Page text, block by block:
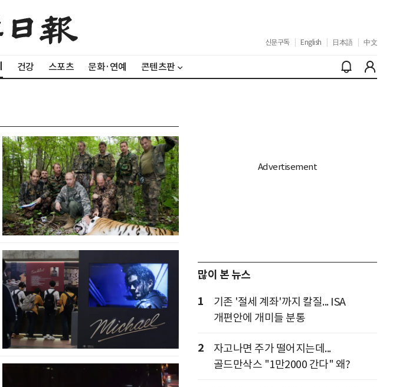
신문구독 English 日本語 中文
건강 스포츠 문화·연예 콘텐츠판
많이 본 뉴스
1
기존 '절세 계좌'까지 칼질... ISA
개편안에 개미들 분통
2
자고나면 주가 떨어지는데...
골드만삭스 "1만2000 간다" 왜?